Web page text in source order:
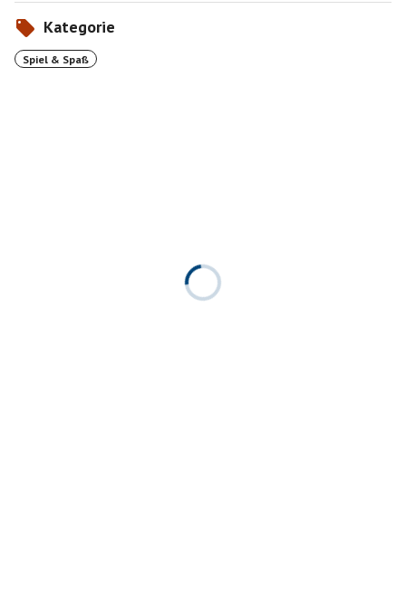
Kategorie
Spiel & Spaß